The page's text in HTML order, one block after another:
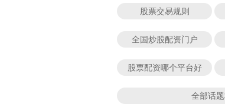
股票交易规则
全国炒股配资门户
股票配资哪个平台好
全部话